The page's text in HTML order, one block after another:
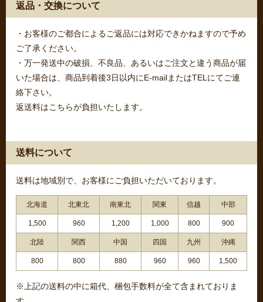
返品・交換について
・お客様のご都合によるご返品には対応できかねますので予め
ご了承ください。
・万一発送中の破損、不良品、あるいはご注文と違う商品が届
いた場合は、商品到着後3日以内にE-mailまたはTELにてご連
絡下さい。
返送料はこちらが負担いたします。
送料について
送料は地域別で、お客様にご負担いただいております。
北海道 北東北 南東北 関東 信越 中部
1,500 960 1,200 1,000 800 900
北陸 関西 中国 四国 九州 沖縄
800 800 880 960 960 1,500
※上記の送料の中に箱代、梱包手数料が全て含まれておりま